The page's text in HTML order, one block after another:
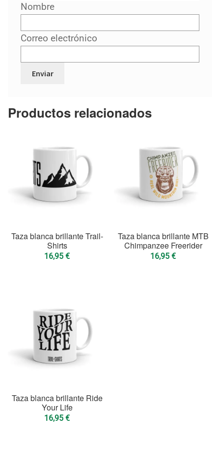
Nombre
Correo electrónico
Productos relacionados
Taza blanca brillante Trail-
Shirts
16,95 €
Taza blanca brillante MTB
Chimpanzee Freerider
16,95 €
Taza blanca brillante Ride
Your Life
16,95 €